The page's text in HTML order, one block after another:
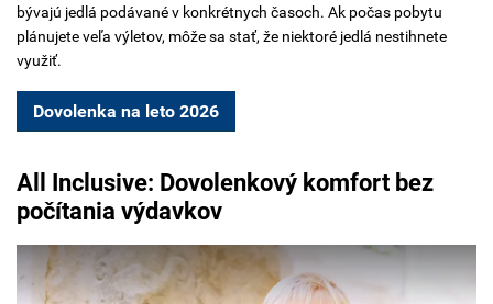
bývajú jedlá podávané v konkrétnych časoch. Ak počas pobytu
plánujete veľa výletov, môže sa stať, že niektoré jedlá nestihnete
využiť.
Dovolenka na leto 2026
All Inclusive: Dovolenkový komfort bez
počítania výdavkov